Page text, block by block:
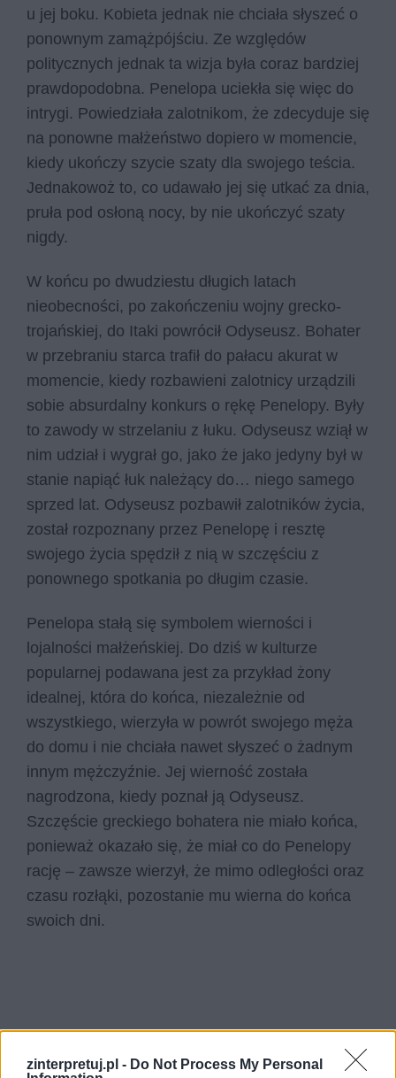
zinterpretuj.pl - Do Not Process My Personal
u jej boku. Kobieta jednak nie chciała słyszeć o
ponownym zamążpójściu. Ze względów
politycznych jednak ta wizja była coraz bardziej
prawdopodobna. Penelopa uciekła się więc do
intrygi. Powiedziała zalotnikom, że zdecyduje się
na ponowne małżeństwo dopiero w momencie,
kiedy ukończy szycie szaty dla swojego teścia.
Jednakowoż to, co udawało jej się utkać za dnia,
pruła pod osłoną nocy, by nie ukończyć szaty
nigdy.
W końcu po dwudziestu długich latach
nieobecności, po zakończeniu wojny grecko-
trojańskiej, do Itaki powrócił Odyseusz. Bohater
w przebraniu starca trafił do pałacu akurat w
momencie, kiedy rozbawieni zalotnicy urządzili
sobie absurdalny konkurs o rękę Penelopy. Były
to zawody w strzelaniu z łuku. Odyseusz wziął w
nim udział i wygrał go, jako że jako jedyny był w
stanie napiąć łuk należący do… niego samego
sprzed lat. Odyseusz pozbawił zalotników życia,
został rozpoznany przez Penelopę i resztę
swojego życia spędził z nią w szczęściu z
ponownego spotkania po długim czasie.
Penelopa stałą się symbolem wierności i
lojalności małżeńskiej. Do dziś w kulturze
popularnej podawana jest za przykład żony
idealnej, która do końca, niezależnie od
wszystkiego, wierzyła w powrót swojego męża
do domu i nie chciała nawet słyszeć o żadnym
innym mężczyźnie. Jej wierność została
nagrodzona, kiedy poznał ją Odyseusz.
Szczęście greckiego bohatera nie miało końca,
ponieważ okazało się, że miał co do Penelopy
rację – zawsze wierzył, że mimo odległości oraz
czasu rozłąki, pozostanie mu wierna do końca
swoich dni.